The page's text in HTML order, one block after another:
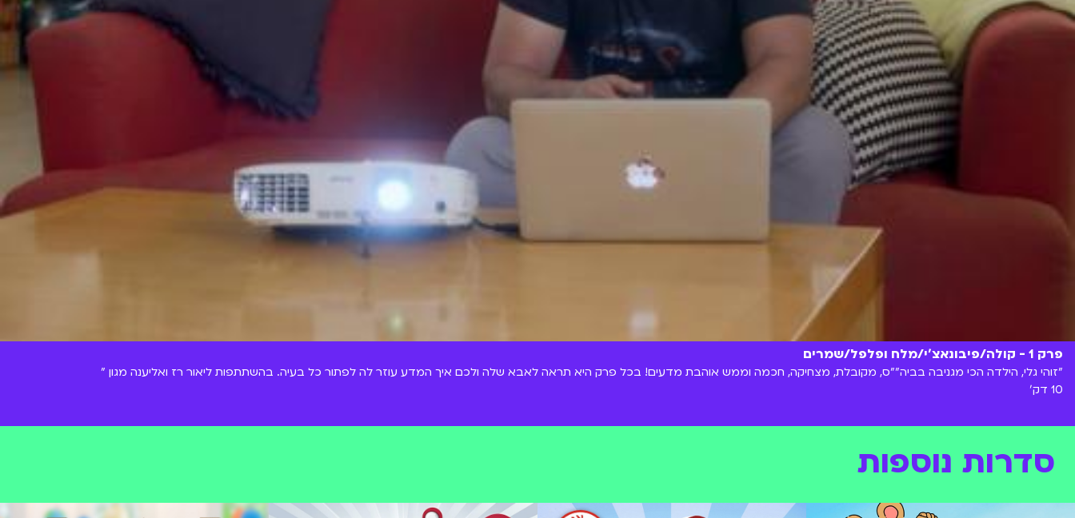
פרק 1 - קולה/פיבונאצ'י/מלח ופלפל/שמרים
"זוהי גלי, הילדה הכי מגניבה בביה""ס, מקובלת, מצחיקה, חכמה וממש אוהבת מדעים! בכל פרק היא תראה לאבא שלה ולכם איך המדע עוזר לה לפתור כל בעיה. בהשתתפות ליאור רז ואליענה מגון "
10 דק'
סדרות נוספות